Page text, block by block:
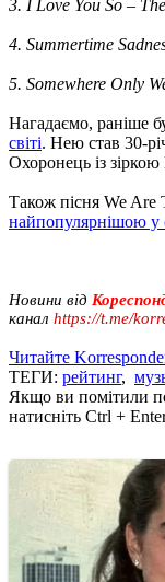
3. I Love You So –
4. Summertime
5. Somewhere Only
Нагадаємо, раніше
світі. Нею став 30-
Охоронець із
Також пісня We Are
найпопулярнішою у
Новини від
канал https://t.me/
Читайте
ТЕГИ: рейтинг,
Якщо ви помітили
натисніть Ctrl +